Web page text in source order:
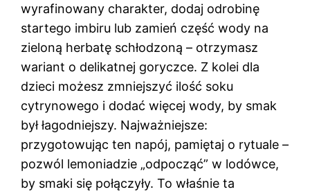
wyrafinowany charakter, dodaj odrobinę
startego imbiru lub zamień część wody na
zieloną herbatę schłodzoną – otrzymasz
wariant o delikatnej goryczce. Z kolei dla
dzieci możesz zmniejszyć ilość soku
cytrynowego i dodać więcej wody, by smak
był łagodniejszy. Najważniejsze:
przygotowując ten napój, pamiętaj o rytuale –
pozwól lemoniadzie „odpocząć” w lodówce,
by smaki się połączyły. To właśnie ta